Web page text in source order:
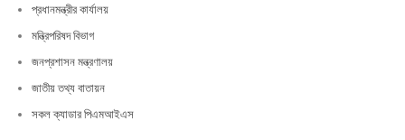
প্রধানমন্ত্রীর কার্যালয়
মন্ত্রিপরিষদ বিভাগ
জনপ্রশাসন মন্ত্রণালয়
জাতীয় তথ্য বাতায়ন
সকল ক্যাডার পিএমআইএস